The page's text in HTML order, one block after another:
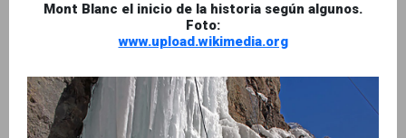
Mont Blanc el inicio de la historia según algunos.
Foto:
www.upload.wikimedia.org